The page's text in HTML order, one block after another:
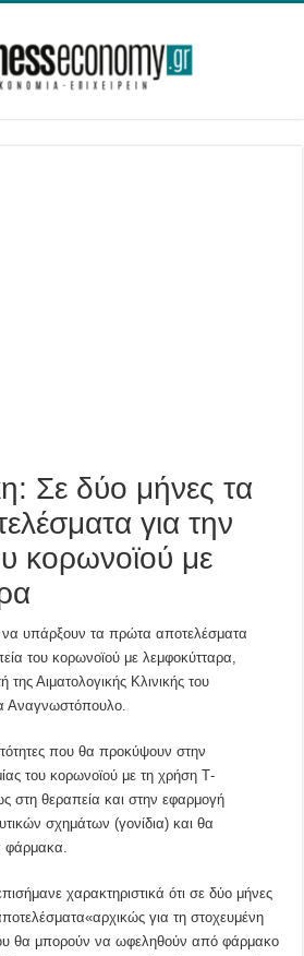
Σε δύο μήνες τα
για την
κορωνοϊού με
να υπάρξουν τα πρώτα αποτελέσματα
του κορωνοϊού με λεμφοκύτταρα,
Αιματολογικής Κλινικής του
Αναγνωστόπουλο.
που θα προκύψουν στην
του κορωνοϊού με τη χρήση Τ-
στη θεραπεία και στην εφαρμογή
σχημάτων (γονίδια) και θα
φάρμακα.
χαρακτηριστικά ότι σε δύο μήνες
για τη στοχευμένη
θα μπορούν να ωφεληθούν από φάρμακο